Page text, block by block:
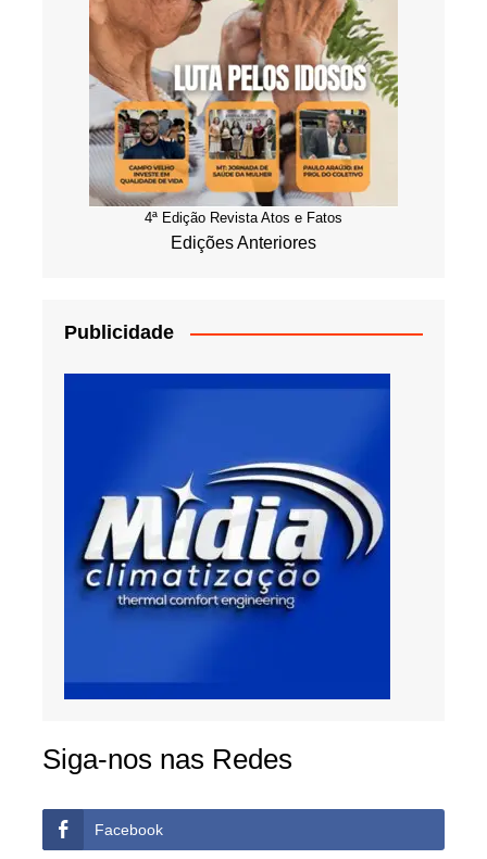
4ª Edição Revista Atos e Fatos
Edições Anteriores
Publicidade
Siga-nos nas Redes
Facebook